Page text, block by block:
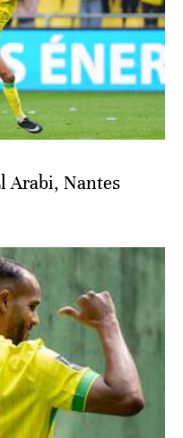
Arabi, Nantes